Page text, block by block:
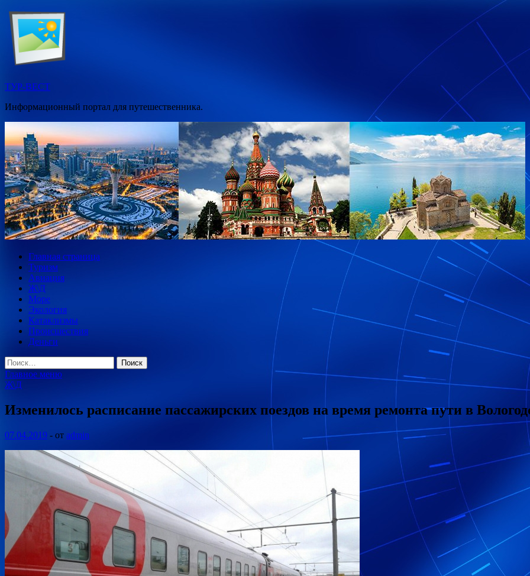
Перейти
содержимому
ТУР-ВЕСТ
Информационный портал для путешественника.
Главная страница
Туризм
Авиация
Ж\Д
Море
Экология
Катаклизмы
Происшествия
Деньги
Найти:
Главное меню
Ж\Д
Изменилось расписание пассажирских поездов на время ремонта пути в
07.04.2019 - от admin